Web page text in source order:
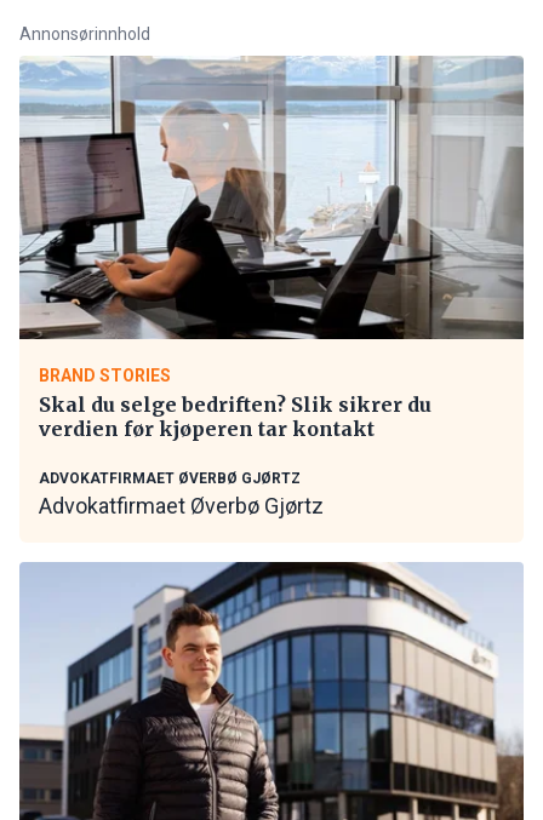
Annonsørinnhold
BRAND STORIES
Skal du selge bedriften? Slik sikrer du
verdien før kjøperen tar kontakt
ADVOKATFIRMAET ØVERBØ GJØRTZ
Advokatfirmaet Øverbø Gjørtz